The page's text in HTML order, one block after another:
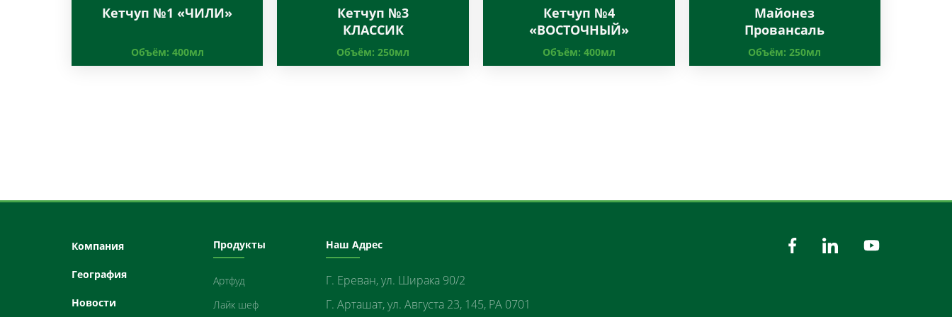
Кетчуп №1 «ЧИЛИ»
Объём: 400мл
Кетчуп №3
КЛАССИК
Объём: 250мл
Кетчуп №4
«ВОСТОЧНЫЙ»
Объём: 400мл
Майонез
Провансаль
Объём: 250мл
Компания
География
Новости
Продукты
Артфуд
Лайк шеф
Наш Адрес
Г. Ереван, ул. Ширака 90/2
Г. Арташат, ул. Августа 23, 145, РА 0701